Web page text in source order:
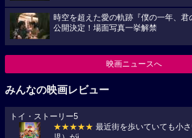
時空を超えた愛の軌跡『僕の一年、君
公開決定！場面写真一挙解禁
映画ニュースへ
みんなの映画レビュー
トイ・ストーリー5
★★★★★ 最近街を歩いていても小